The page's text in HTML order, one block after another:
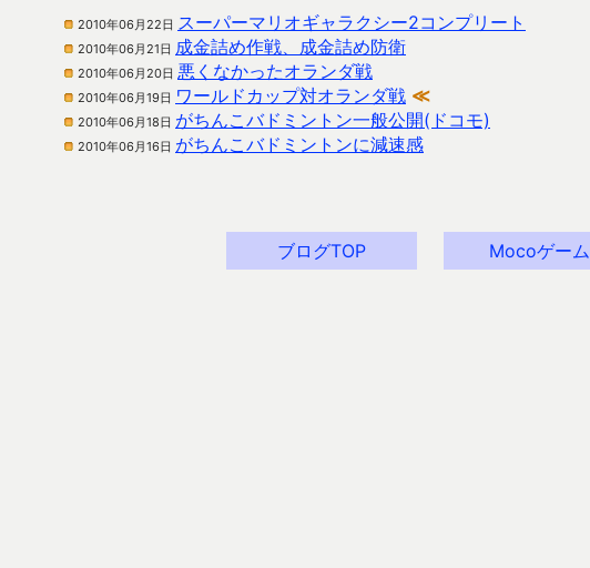
2010年06月22日 スーパーマリオギャラクシー2コンプリート
2010年06月21日 成金詰め作戦、成金詰め防衛
2010年06月20日 悪くなかったオランダ戦
2010年06月19日 ワールドカップ対オランダ戦 ≪
2010年06月18日 がちんこバドミントン一般公開(ドコモ)
2010年06月16日 がちんこバドミントンに減速感
ブログTOP Mocoゲーム